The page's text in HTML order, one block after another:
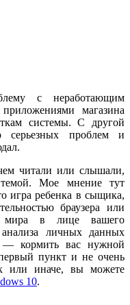
с неработающим
магазина
системы. С другой
серьезных проблем и
читали или слышали,
темой. Мое мнение тут
игра ребенка в сыщика,
браузера или
мира в лице вашего
личных данных
— кормить вас нужной
пункт и не очень
или иначе, вы можете
10.